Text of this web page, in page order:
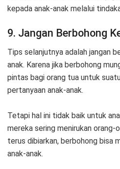
kepada anak-anak melalui
9. Jangan Berbohong
Tips selanjutnya adalah jangan
anak. Karena jika berbohong
pintas bagi orang tua untuk
pertanyaan anak-anak.
Tetapi hal ini tidak baik untuk
mereka sering menirukan
terus dibiarkan, berbohong bisa
anak-anak.